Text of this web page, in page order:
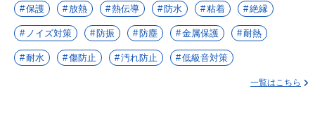
保護 放熱 熱伝導 防水 粘着 絶縁
ノイズ対策 防振 防塵 金属保護 耐熱
耐水 傷防止 汚れ防止 低級音対策
一覧はこちら